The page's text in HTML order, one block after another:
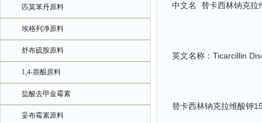
匹莫苯丹原料
埃格列净原料
舒布硫胺原料
1,4-萘醌原料
盐酸去甲金霉素
妥布霉素原料
中文名 替卡西林
英文名称：Ticarcillin
替卡西林钠克拉维酸钾